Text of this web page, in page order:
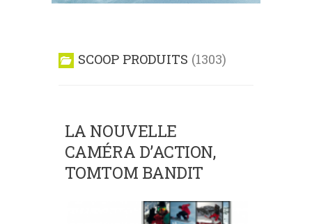
SCOOP PRODUITS 1303
LA NOUVELLE
CAMÉRA D’ACTION,
TOMTOM BANDIT